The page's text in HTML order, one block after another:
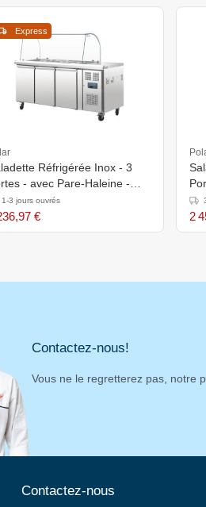
Express
Réfrigérée Inox - 3
- avec Pare-Haleine -
1-3 jours ouvrés
€ 2
Contactez-nous!
Vous ne le regretterez pas, notre
Contactez-nous